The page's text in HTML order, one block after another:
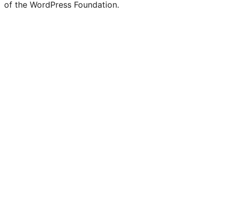
of the WordPress Foundation.